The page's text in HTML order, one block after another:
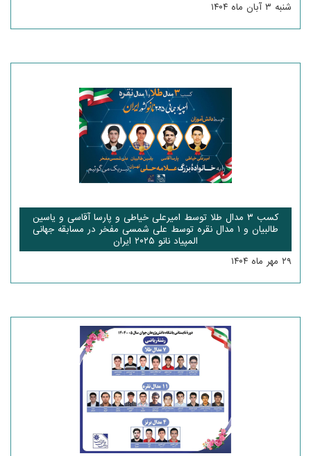
شنبه ۳ آبان ماه ۱۴۰۴
کسب ۳ مدال طلا توسط امیرعلی خیاطی و پارسا آقاسی و یاسین
طالبیان و ۱ مدال نقره توسط علی شمسی مفخر در مسابقه جهانی
المپیاد نانو ۲۰۲۵ ایران
۲۹ مهر ماه ۱۴۰۴